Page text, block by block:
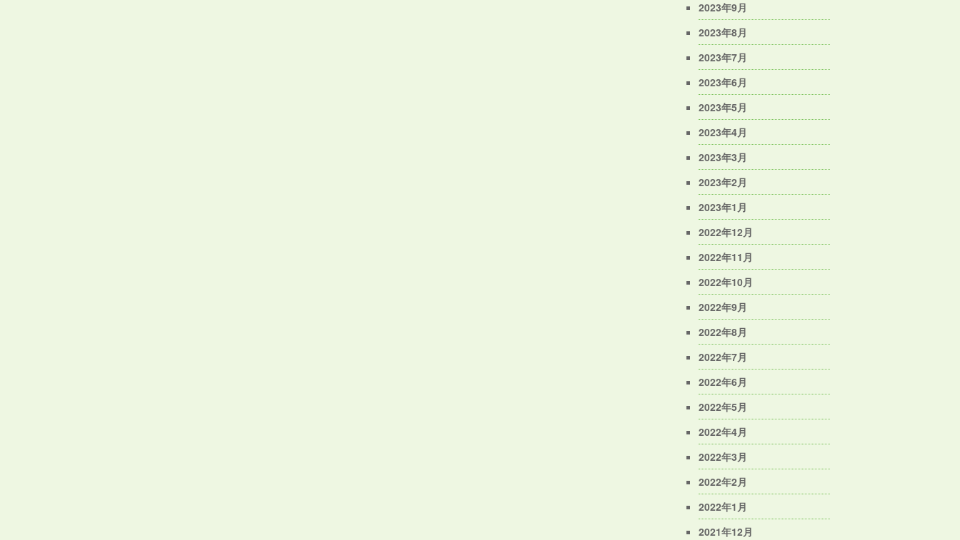
2023年9月
2023年8月
2023年7月
2023年6月
2023年5月
2023年4月
2023年3月
2023年2月
2023年1月
2022年12月
2022年11月
2022年10月
2022年9月
2022年8月
2022年7月
2022年6月
2022年5月
2022年4月
2022年3月
2022年2月
2022年1月
2021年12月